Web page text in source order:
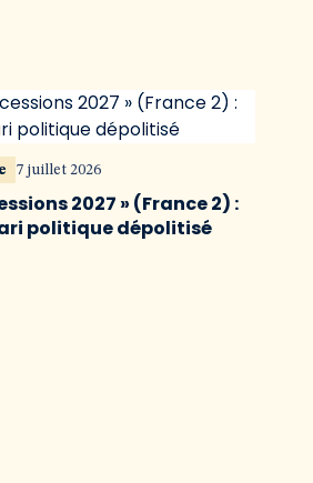
7 juillet 2026
2027 » (France 2) :
politique dépolitisé